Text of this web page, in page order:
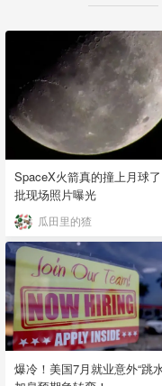
SpaceX火箭真的撞上月球
批现场照片曝光
瓜田里的猹
爆冷！美国7月就业意外“跳水